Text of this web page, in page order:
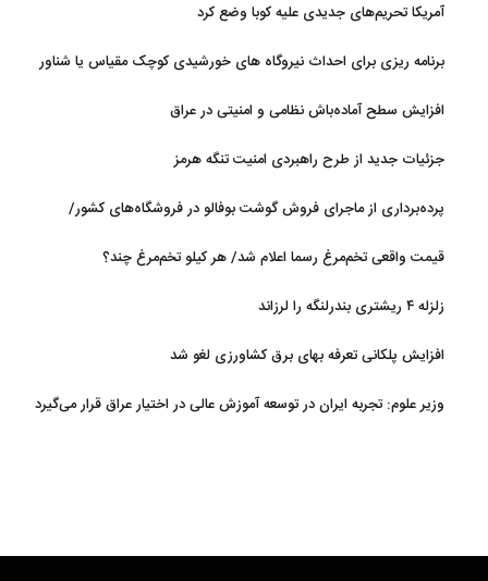
آمریکا تحریم‌های جدیدی علیه کوبا وضع کرد
برنامه ریزی برای احداث نیروگاه های خورشیدی کوچک مقیاس یا شناور
افزایش سطح آماده‌باش نظامی و امنیتی در عراق
جزئیات جدید از طرح راهبردی امنیت تنگه هرمز
پرده‌برداری از ماجرای فروش گوشت بوفالو در فروشگاه‌های کشور/
قیمت واقعی تخم‌مرغ رسما اعلام شد/ هر کیلو تخم‌مرغ چند؟
زلزله ۴ ریشتری بندرلنگه را لرزاند
افزایش پلکانی تعرفه بهای برق کشاورزی لغو شد
وزیر علوم: تجربه ایران در توسعه آموزش عالی در اختیار عراق قرار می‌گیرد